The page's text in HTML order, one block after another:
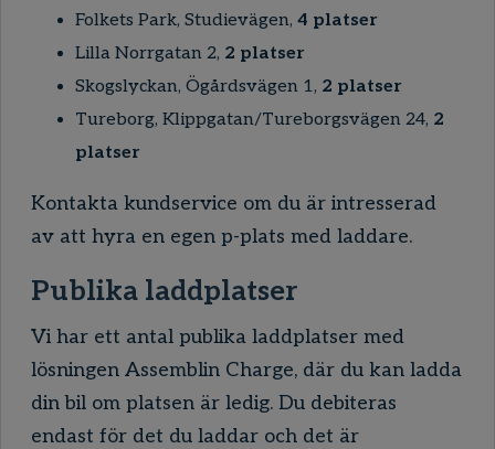
Folkets Park, Studievägen, 4 platser
Lilla Norrgatan 2, 2 platser
Skogslyckan, Ögårdsvägen 1, 2 platser
Tureborg, Klippgatan/Tureborgsvägen 24, 2
platser
Kontakta kundservice om du är intresserad
av att hyra en egen p-plats med laddare.
Publika laddplatser
Vi har ett antal publika laddplatser med
lösningen Assemblin Charge, där du kan ladda
din bil om platsen är ledig. Du debiteras
endast för det du laddar och det är